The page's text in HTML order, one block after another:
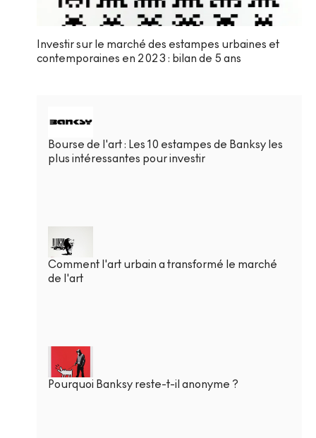
Investir sur le marché des estampes urbaines et
contemporaines en 2023 : bilan de 5 ans
Bourse de l'art : Les 10 estampes de Banksy les
plus intéressantes pour investir
Comment l'art urbain a transformé le marché
de l'art
Pourquoi Banksy reste-t-il anonyme ?